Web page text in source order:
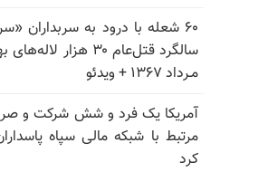
۶۰ شعله با درود به سربداران
مـرداد ۱۳۶۷ + ویدئو
آمریکا یک فرد و شش شرکت و
مرتبط با شبکه مالی سپاه
کرد